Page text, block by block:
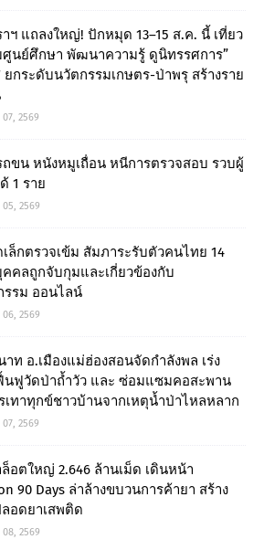
าฯ แถลงใหญ่! ปักหมุด 13–15 ส.ค. นี้ เที่ยว
ศูนย์ศึกษา พัฒนาความรู้ ดูนิทรรศการ”
ยกระดับนวัตกรรมเกษตร-ป่าพรุ สร้างราย
2569
ขน หนังหมูเถื่อน หนีการตรวจสอบ รวบผู้
1 ราย
2569
ล็กตรวจเข้ม สัมภาระรับตัวคนไทย 14
คลถูกจับกุมและเกี่ยวข้องกับ
รม ออนไลน์
2569
าท อ.เมืองแม่ฮ่องสอนจัดกำลังพล เร่ง
นฟูวัดป่าถ้ำวัว และ ซ่อมแซมคอสะพาน
เทาทุกข์ชาวบ้านจากเหตุน้ำป่าไหลหลาก
2569
อตใหญ่ 2.646 ล้านเม็ด เดินหน้า
90 Days ล่าล้างขบวนการค้ายา สร้าง
อดยาเสพติด
2569